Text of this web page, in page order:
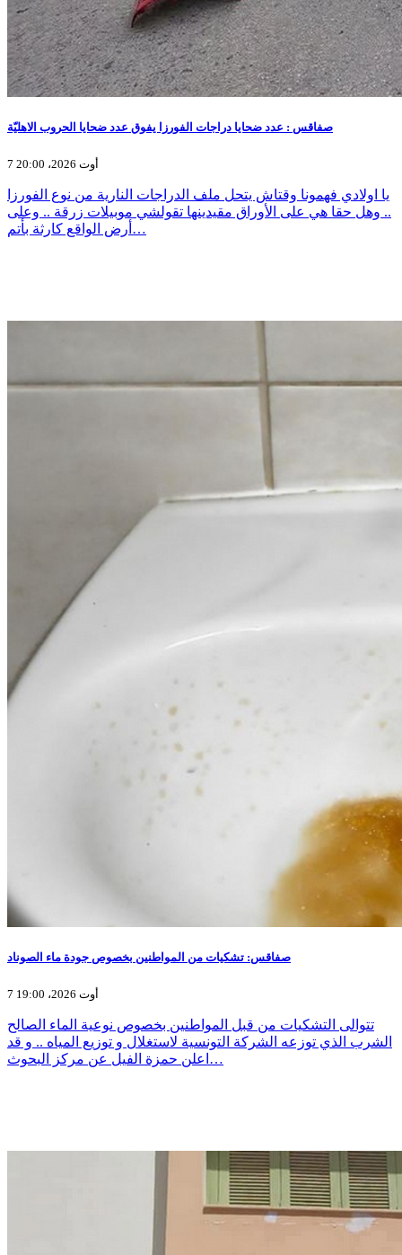
صفاقس : عدد ضحايا دراجات الفورزا يفوق عدد ضحايا الحروب الاهليّة
7 أوت 2026، 20:00
يا اولادي فهمونا وقتاش يتحل ملف الدراجات النارية من نوع الفورزا
.. وهل حقا هي على الأوراق مقيدينها تقولشي موبيلات زرقة .. وعلى
أرض الواقع كارثة بأتم…
صفاقس: تشكيات من المواطنين بخصوص جودة ماء الصوناد
7 أوت 2026، 19:00
تتوالى التشكيات من قبل المواطنين بخصوص نوعية الماء الصالح
الشرب الذي توزعه الشركة التونسية لاستغلال و توزيع المياه .. و قد
اعلن حمزة الفيل عن مركز البحوث…